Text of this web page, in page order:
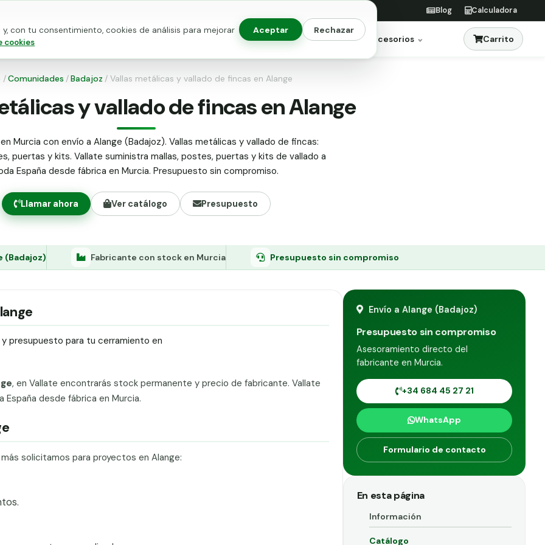
con tu consentimiento, cookies de análisis para mejorar
cookies
Aceptar Rechazar
Blog Calculadora
para vallado Alambres Jardinería Accesorios Carrito
/Comunidades /Badajoz / Vallas metálicas y vallado de fincas en Alange
y vallado de fincas en Alange
Murcia con envío a Alange (Badajoz). Vallas metálicas y vallado de fincas:
puertas y kits. Vallate suministra mallas, postes, puertas y kits de vallado a
España desde fábrica en Murcia. Presupuesto sin compromiso.
Llamar ahora Ver catálogo Presupuesto
(Badajoz) Fabricante con stock en Murcia Presupuesto sin compromiso
presupuesto para tu cerramiento en
, en Vallate encontrarás stock permanente y precio de fabricante. Vallate
desde fábrica en Murcia.
solicitamos para proyectos en Alange:
Envío a Alange (Badajoz)
Presupuesto sin compromiso
Asesoramiento directo del
fabricante en Murcia.
+34 684 45 27 21
WhatsApp
Formulario de contacto
En esta página
Información
Catálogo